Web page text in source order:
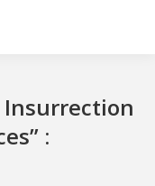
Insurrection
: